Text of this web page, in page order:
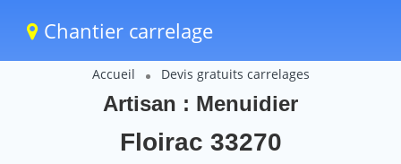
Chantier carrelage
Accueil Devis gratuits carrelages
Artisan : Menuidier
Floirac 33270